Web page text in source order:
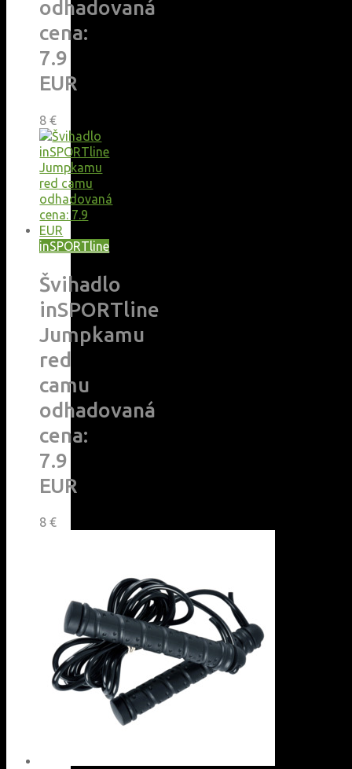
odhadovaná
cena:
7.9
EUR
8€
inSPORTline
Švihadlo
inSPORTline
Jumpkamu
red
camu
odhadovaná
cena:
7.9
EUR
8€